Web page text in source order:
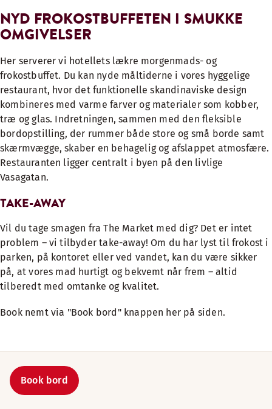
NYD FROKOSTBUFFETEN I SMUKKE
OMGIVELSER
Her serverer vi hotellets lækre morgenmads- og
frokostbuffet. Du kan nyde måltiderne i vores hyggelige
restaurant, hvor det funktionelle skandinaviske design
kombineres med varme farver og materialer som kobber,
træ og glas. Indretningen, sammen med den fleksible
bordopstilling, der rummer både store og små borde samt
skærmvægge, skaber en behagelig og afslappet atmosfære.
Restauranten ligger centralt i byen på den livlige
Vasagatan.
TAKE-AWAY
Vil du tage smagen fra The Market med dig? Det er intet
problem – vi tilbyder take-away! Om du har lyst til frokost i
parken, på kontoret eller ved vandet, kan du være sikker
på, at vores mad hurtigt og bekvemt når frem – altid
tilberedt med omtanke og kvalitet.
Book nemt via "Book bord" knappen her på siden.
Book bord